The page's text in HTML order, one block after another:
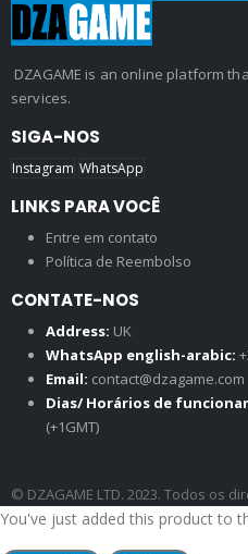
DZAGAME is an online platform
services.
SIGA-NOS
Instagram WhatsApp
LINKS PARA VOCÊ
Entre em contato
Política de Reembolso
CONTATE-NOS
Address: UK
WhatsApp english-arabic:
Email: contact@dzagame.com
Dias/ Horários de
(+1GMT)
© DZAGAME LTD. 2023. Todos os
You've just added this product to